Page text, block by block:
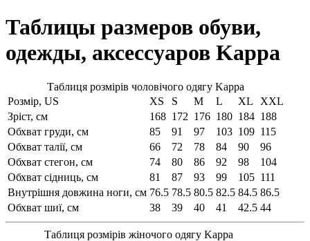
Таблицы размеров обуви,
одежды, аксессуаров Kappa
Таблиця розмірів чоловічого одягу Kappa
Розмір, US
XS S M L XL
XXL
Зріст, см
168 172 176 180 184 188
Обхват груди, см
85 91 97 103 109 115
Обхват талії, см
66 72 78 84 90
96
Обхват стегон, см
74 80 86 92 98
104
Обхват сідниць, см
81 87 93 99 105 111
Внутрішня довжина ноги, см 76.5 78.5 80.5 82.5 84.5 86.5
Обхват шиї, см
38 39 40 41 42.5 44
Таблиця розмірів жіночого одягу Kappa